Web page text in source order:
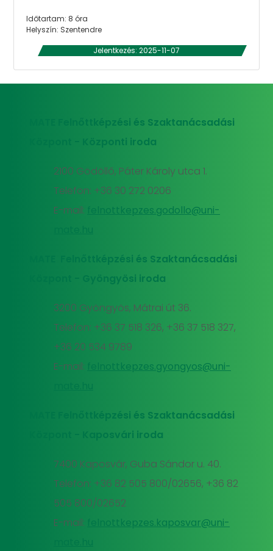
Időtartam: 8 óra
Helyszín: Szentendre
Jelentkezés: 2025-11-07
MATE Felnőttképzési és Szaktanácsadási
Központ - Központi iroda
2100 Gödöllő, Páter Károly utca 1.
Telefon: +36 30 272 0206
E-mail:
felnottkepzes.godollo@uni-
MATE Felnőttképzési és Szaktanácsadási
Központ - Gyöngyösi iroda
3200 Gyöngyös, Mátrai út 36.
Telefon: +36 37 518 326, +36 37 518 327,
+36 20 534 9789
E-mail:
felnottkepzes.gyongyos@uni-
MATE Felnőttképzési és Szaktanácsadási
Központ - Kaposvári iroda
7400 Kaposvár, Guba Sándor u. 40.
Telefon: +36 82 505 800/02656, +36 82
505 800/02652
E-mail:
felnottkepzes.kaposvar@uni-